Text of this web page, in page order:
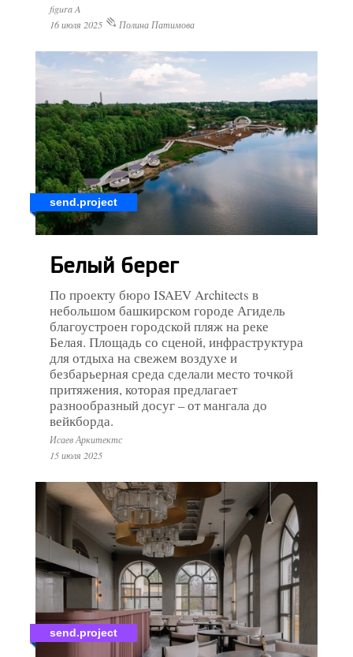
figura A
16 июля 2025
Полина Патимова
send.project
Белый берег
По проекту бюро ISAEV Architects в
небольшом башкирском городе Агидель
благоустроен городской пляж на реке
Белая. Площадь со сценой, инфраструктура
для отдыха на свежем воздухе и
безбарьерная среда сделали место точкой
притяжения, которая предлагает
разнообразный досуг – от мангала до
вейкборда.
Исаев Аркитектс
15 июля 2025
send.project